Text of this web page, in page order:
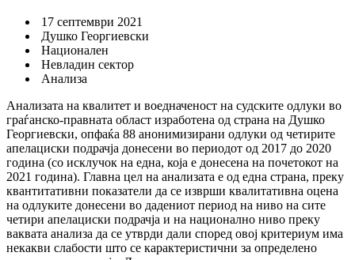
17 септември 2021
Душко Георгиевски
Национален
Невладин сектор
Анализа
Анализата на квалитет и воедначеност на судските одлуки во
граѓанско-правната област изработена од страна на Душко
Георгиевски, опфаќа 88 анонимизирани одлуки од четирите
апелациски подрачја донесени во периодот од 2017 до 2020
година (со исклучок на една, која е донесена на почетокот на
2021 година). Главна цел на анализата е од една страна, преку
квантитативни показатели да се изврши квалитативна оцена
на одлуките донесени во дадениот период на ниво на сите
четири апелациски подрачја и на национално ниво преку
ваквата анализа да се утврди дали според овој критериум има
некакви слабости што се карактеристични за определено